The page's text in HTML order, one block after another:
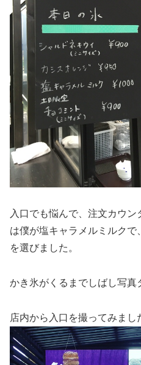
入口でも悩んで、注文カウ
は僕が塩キャラメルミルクで
を選びました。
かき氷がくるまでしばし写真
店内から入口を撮ってみまし